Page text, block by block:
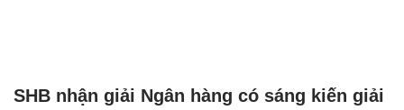
SHB nhận giải Ngân hàng có sáng kiến giải